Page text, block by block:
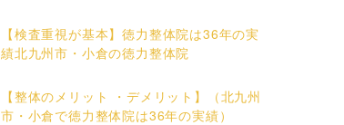
【検査重視が基本】徳力整体院は36年の実
績北九州市・小倉の徳力整体院
【整体のメリット ・デメリット】（北九州
市・小倉で徳力整体院は36年の実績）